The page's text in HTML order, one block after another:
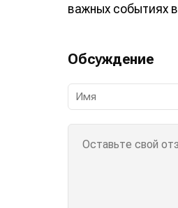
важных событиях в
Обсуждение